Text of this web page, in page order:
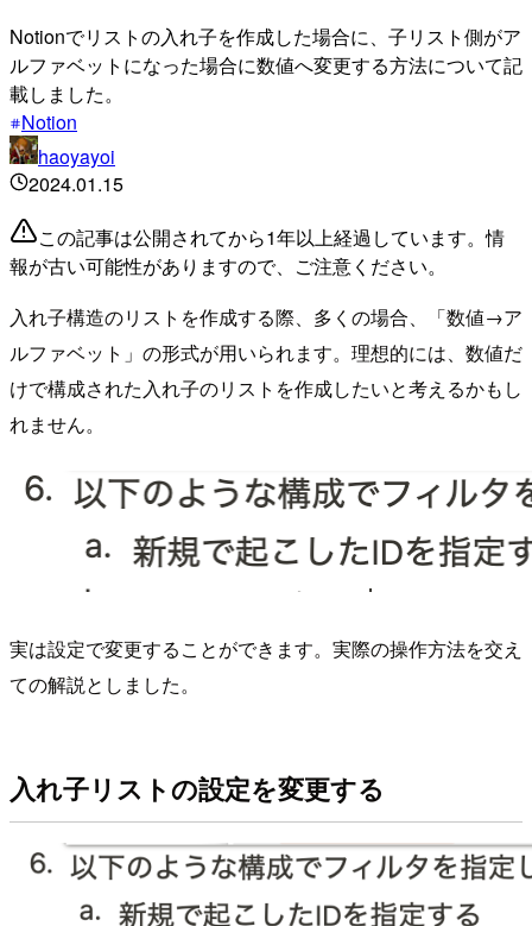
Notionでリストの入れ子を作成した場合に、子リスト側がア
ルファベットになった場合に数値へ変更する方法について記
載しました。
Notion
haoyayoi
2024.01.15
この記事は公開されてから1年以上経過しています。情
報が古い可能性がありますので、ご注意ください。
入れ子構造のリストを作成する際、多くの場合、「数値→ア
ルファベット」の形式が用いられます。理想的には、数値だ
けで構成された入れ子のリストを作成したいと考えるかもし
れません。
実は設定で変更することができます。実際の操作方法を交え
ての解説としました。
入れ子リストの設定を変更する